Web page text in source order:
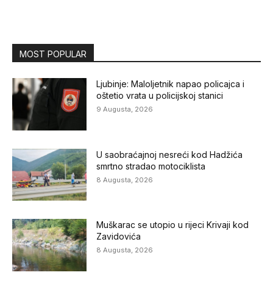
MOST POPULAR
Ljubinje: Maloljetnik napao policajca i
oštetio vrata u policijskoj stanici
9 Augusta, 2026
U saobraćajnoj nesreći kod Hadžića
smrtno stradao motociklista
8 Augusta, 2026
Muškarac se utopio u rijeci Krivaji kod
Zavidovića
8 Augusta, 2026